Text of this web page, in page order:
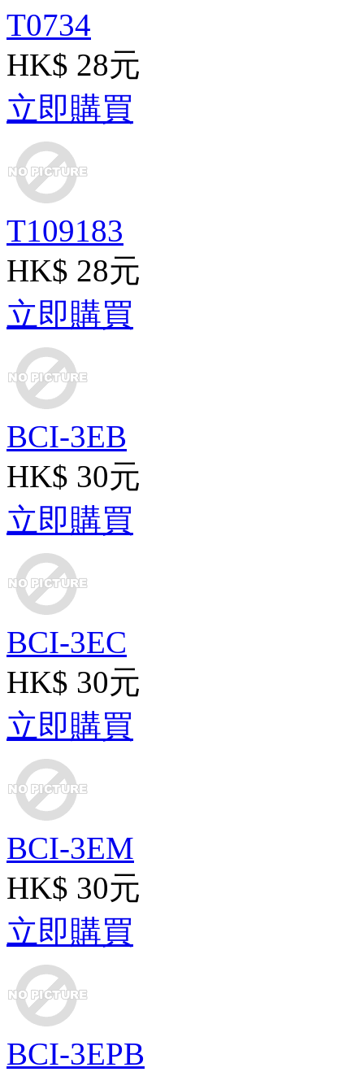
T0734
HK$ 28元
立即購買
T109183
HK$ 28元
立即購買
BCI-3EB
HK$ 30元
立即購買
BCI-3EC
HK$ 30元
立即購買
BCI-3EM
HK$ 30元
立即購買
BCI-3EPB